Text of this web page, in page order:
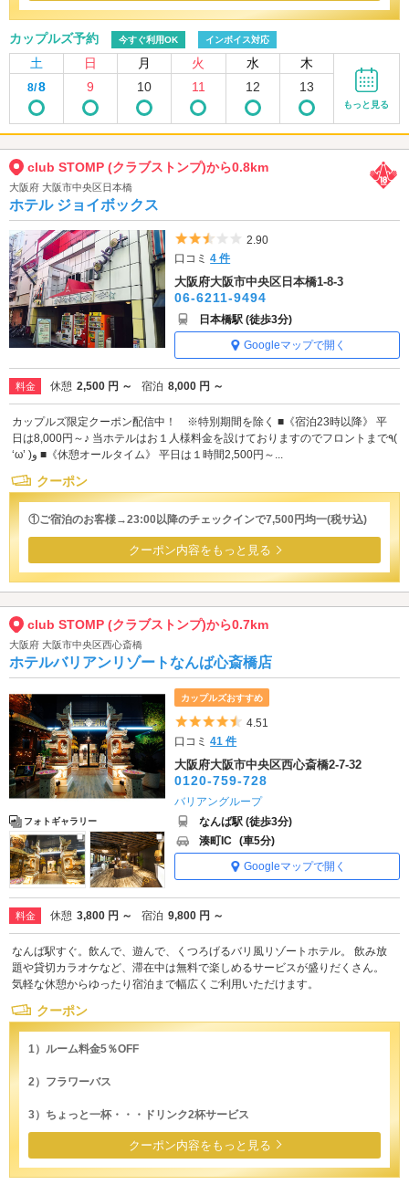
カップルズ予約 今すぐ利用OK インボイス対応
土 日 月 火 水 木
8/8 9 10 11 12 13
もっと見る
club STOMP (クラブストンプ)から0.8km
大阪府 大阪市中央区日本橋
ホテル ジョイボックス
5つ星のうち2.5
2.90
口コミ4 件
大阪府大阪市中央区日本橋1-8-3
06-6211-9494
日本橋駅 (徒歩3分)
Googleマップで開く
料金 休憩 2,500 円 ～ 宿泊 8,000 円 ～
カップルズ限定クーポン配信中！ ※特別期間を除く ■《宿泊23時以降》 平
日は8,000円～♪ 当ホテルはお１人様料金を設けておりますのでフロントまで٩(
‘ω’ )و ■《休憩オールタイム》 平日は１時間2,500円～...
クーポン
①ご宿泊のお客様→23:00以降のチェックインで7,500円均一(税サ込)
クーポン内容をもっと見る
club STOMP (クラブストンプ)から0.7km
大阪府 大阪市中央区西心斎橋
ホテルバリアンリゾートなんば心斎橋店
フォトギャラリー
カップルズおすすめ
5つ星のうち4.5
4.51
口コミ41 件
大阪府大阪市中央区西心斎橋2-7-32
0120-759-728
バリアングループ
なんば駅 (徒歩3分)
湊町IC (車5分)
Googleマップで開く
料金 休憩 3,800 円 ～ 宿泊 9,800 円 ～
なんば駅すぐ。飲んで、遊んで、くつろげるバリ風リゾートホテル。 飲み放
題や貸切カラオケなど、滞在中は無料で楽しめるサービスが盛りだくさん。
気軽な休憩からゆったり宿泊まで幅広くご利用いただけます。
クーポン
1）ルーム料金5％OFF
2）フラワーバス
3）ちょっと一杯・・・ドリンク2杯サービス
クーポン内容をもっと見る